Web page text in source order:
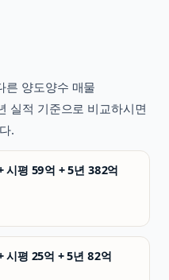
른 양도양수 매물
실적 기준으로 비교하시면
.
평 59억 + 5년 382억
평 25억 + 5년 82억